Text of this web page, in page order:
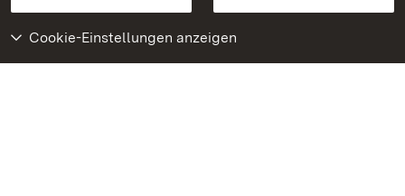
Cookie-Einstellungen anzeigen
Weiteres